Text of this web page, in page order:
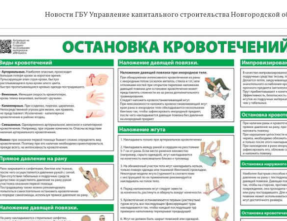
Новости ГБУ Управление капитального строительства Новгородской
Оказание первой помощи